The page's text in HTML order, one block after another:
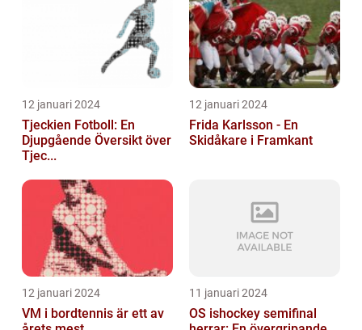
12 januari 2024
Tjeckien Fotboll: En
Djupgående Översikt över
Tjec...
12 januari 2024
Frida Karlsson - En
Skidåkare i Framkant
12 januari 2024
VM i bordtennis är ett av
11 januari 2024
OS ishockey semifinal